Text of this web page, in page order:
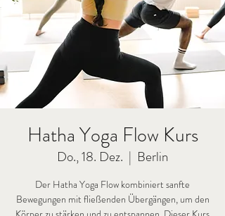
Hatha Yoga Flow Kurs
Do., 18. Dez.
  |
Berlin
Der Hatha Yoga Flow kombiniert sanfte
Bewegungen mit fließenden Übergängen, um den